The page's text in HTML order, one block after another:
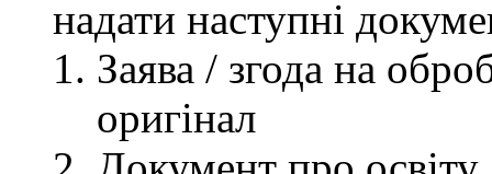
надати наступні
Заява / згода на
оригінал